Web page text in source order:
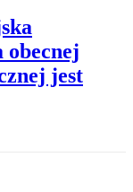
obecnej
jest